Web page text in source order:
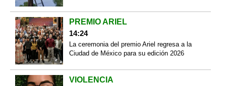
PREMIO ARIEL
14:24
La ceremonia del premio Ariel regresa a la
Ciudad de México para su edición 2026
VIOLENCIA